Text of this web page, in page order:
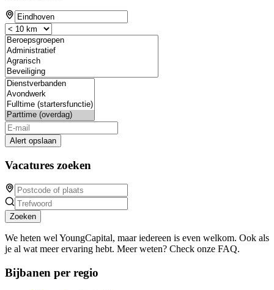
Alert opslaan
Vacatures zoeken
Zoeken
We heten wel YoungCapital, maar iedereen is even welkom. Ook als
je al wat meer ervaring hebt. Meer weten? Check onze FAQ.
Bijbanen per regio